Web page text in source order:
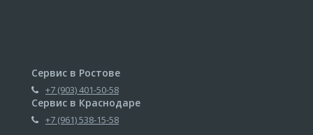
Сервис в Ростове
+7 (903) 401-50-58
Сервис в Краснодаре
+7 (961) 538-15-58